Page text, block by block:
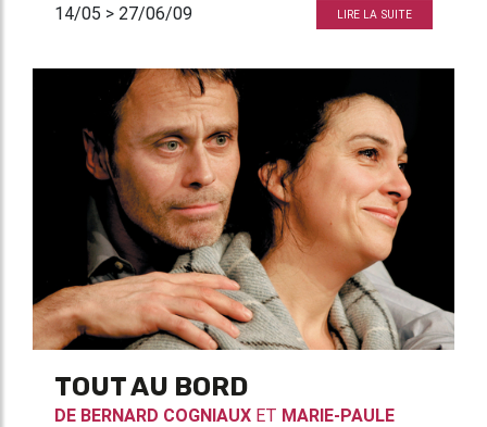
14/05 > 27/06/09
LIRE LA SUITE
TOUT AU BORD
DE BERNARD COGNIAUX ET MARIE-PAULE